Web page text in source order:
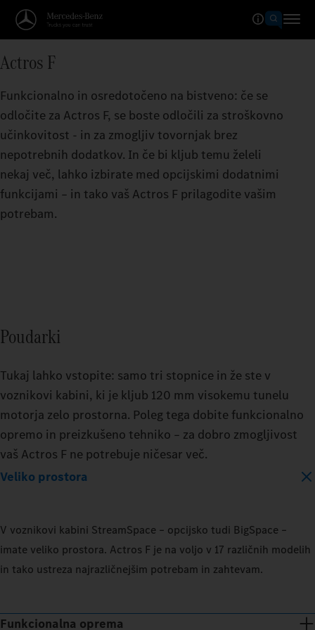
Actros F
Funkcionalno in osredotočeno na bistveno: če se
odločite za Actros F, se boste odločili za stroškovno
učinkovitost - in za zmogljiv tovornjak brez
nepotrebnih dodatkov. In če bi kljub temu želeli
nekaj več, lahko izbirate med opcijskimi dodatnimi
funkcijami – in tako vaš Actros F prilagodite vašim
potrebam.
Poudarki
Tukaj lahko vstopite: samo tri stopnice in že ste v
voznikovi kabini, ki je kljub 120 mm visokemu tunelu
motorja zelo prostorna. Poleg tega dobite funkcionalno
opremo in preizkušeno tehniko – za dobro zmogljivost
vaš Actros F ne potrebuje ničesar več.
Veliko prostora
V voznikovi kabini StreamSpace – opcijsko tudi BigSpace –
imate veliko prostora. Actros F je na voljo v 17 različnih modelih
in tako ustreza najrazličnejšim potrebam in zahtevam.
Funkcionalna oprema